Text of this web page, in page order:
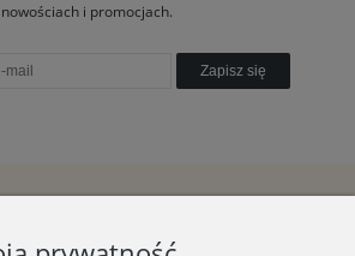
nowościach i promocjach.
Zapisz się